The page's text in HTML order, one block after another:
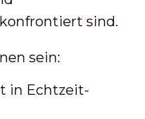
sind.
sein:
in Echtzeit-